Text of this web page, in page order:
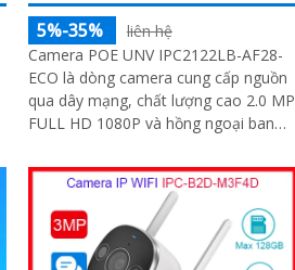
5%-35%
liên hệ
Camera POE UNV IPC2122LB-AF28-
ECO là dòng camera cung cấp nguồn
qua dây mạng, chất lượng cao 2.0 MP
FULL HD 1080P và hồng ngoại ban